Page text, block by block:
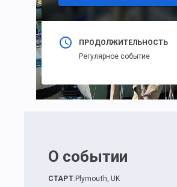
ПРОДОЛЖИТЕЛЬНОСТЬ
Регулярное событие
О событии
СТАРТ: Plymouth, UK